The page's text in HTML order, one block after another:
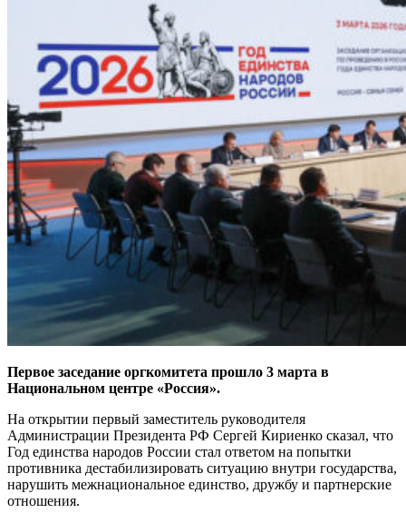
Первое заседание оргкомитета прошло 3 марта в
Национальном центре «Россия».
На открытии первый заместитель руководителя
Администрации Президента РФ Сергей Кириенко сказал, что
Год единства народов России стал ответом на попытки
противника дестабилизировать ситуацию внутри государства,
нарушить межнациональное единство, дружбу и партнерские
отношения.